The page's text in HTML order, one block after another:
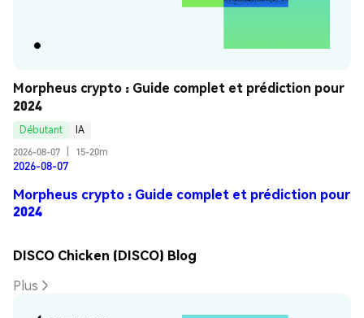
Morpheus crypto : Guide complet et prédiction pour
2024
Débutant
IA
2026-08-07
15-20m
2026-08-07
Morpheus crypto : Guide complet et prédiction pour
2024
DISCO Chicken (DISCO) Blog
Plus